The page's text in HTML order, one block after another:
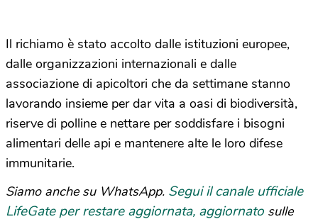
Il richiamo è stato accolto dalle istituzioni europee,
dalle organizzazioni internazionali e dalle
associazione di apicoltori che da settimane stanno
lavorando insieme per dar vita a oasi di biodiversità,
riserve di polline e nettare per soddisfare i bisogni
alimentari delle api e mantenere alte le loro difese
immunitarie.
Siamo anche su WhatsApp. Segui il canale ufficiale
LifeGate per restare aggiornata, aggiornato sulle